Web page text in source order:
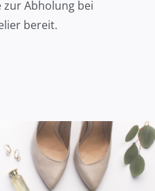
zur Abholung bei
bereit.